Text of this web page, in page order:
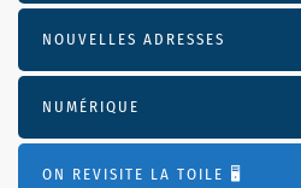
NOUVELLES ADRESSES
NUMÉRIQUE
ON REVISITE LA TOILE 🖥️